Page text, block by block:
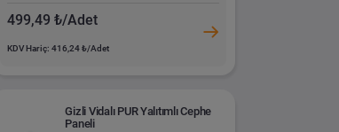
499,49 ₺/Adet
KDV Hariç: 416,24 ₺/Adet
Gizli Vidalı PUR Yalıtımlı Cephe
Paneli